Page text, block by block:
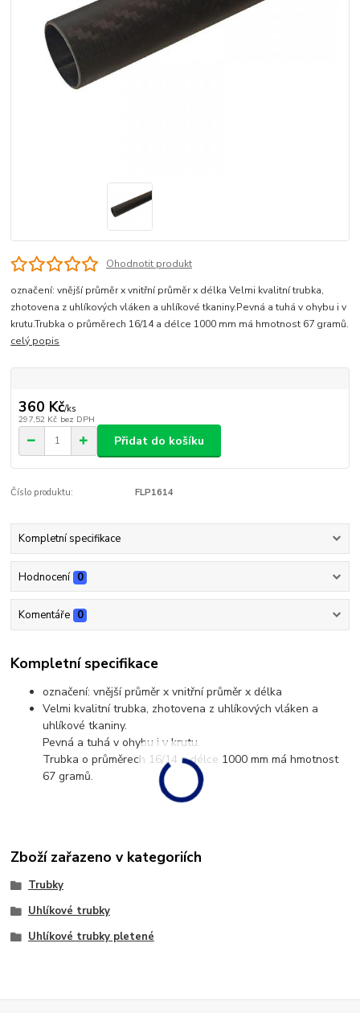
Ohodnotit produkt
označení: vnější průměr x vnitřní průměr x délka Velmi kvalitní trubka,
zhotovena z uhlíkových vláken a uhlíkové tkaniny.Pevná a tuhá v ohybu i v
krutu.Trubka o průměrech 16/14 a délce 1000 mm má hmotnost 67 gramů.
celý popis
360 Kč/ks
297,52 Kč bez DPH
Přidat do košíku
Číslo produktu: FLP1614
Kompletní specifikace
Hodnocení 0
Komentáře 0
Kompletní specifikace
označení: vnější průměr x vnitřní průměr x délka
Velmi kvalitní trubka, zhotovena z uhlíkových vláken a
uhlíkové tkaniny.
Pevná a tuhá v ohybu i v krutu.
Trubka o průměrech 16/14 a délce 1000 mm má hmotnost
67 gramů.
Zboží zařazeno v kategoriích
Trubky
Uhlíkové trubky
Uhlíkové trubky pletené